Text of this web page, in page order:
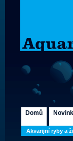
Domů
Akvarijní ryby a